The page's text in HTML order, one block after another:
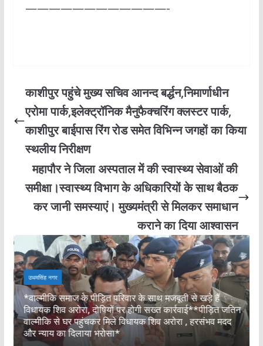
————————————-
काशीपुर पहुंचे मुख्य सचिव आनन्द बर्द्धन,निमार्णाधीन
एरोमा पार्क,इलेक्ट्रॉनिक मैनुफैक्चरिंग क्लस्टर पार्क,
काशीपुर बाईपास रिंग रोड समेत विभिन्न जगहों का किया
स्थलीय निरीक्षण
महापौर ने जिला अस्पताल में की स्वास्थ्य सेवाओं की
समीक्षा।स्वास्थ्य विभाग के अधिकारियों के साथ बैठक
कर जानी समस्याएं। मुख्यमंत्री से मिलकर समाधान
कराने का दिया आश्वासन
उधमसिंह नगर
*वाल्मीकि समाज के पीड़ित परिवार के साथ मजबूती से खड़े हैं
विधायक शिव अरोरा, दोषियों पर होगी सख्त कार्रवाई**पीड़ित जतिन
वाल्मीकि से घर पहुंचकर मिले विधायक शिव अरोरा , हरसंभव मदद
और न्याय का दिलाया भरोसा*